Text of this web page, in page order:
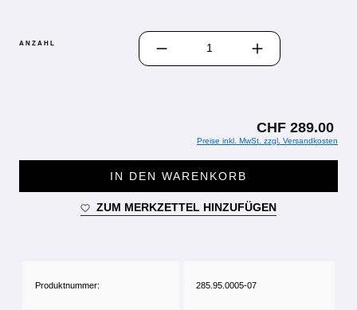
ANZAHL
PRODUKT ANZAHL: GIB DEN
CHF 289.00
Preise inkl. MwSt. zzgl. Versandkosten
IN DEN WARENKORB
ZUM MERKZETTEL HINZUFÜGEN
Produktnummer: 285.95.0005-07